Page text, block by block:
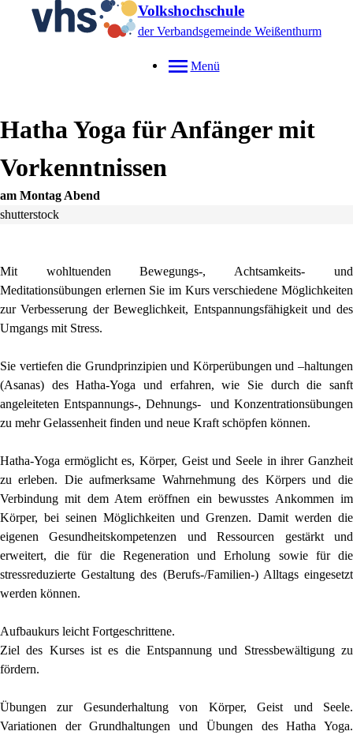
Volkshochschule
der Verbandsgemeinde Weißenthurm
Menü
Hatha Yoga für Anfänger mit
Vorkenntnissen
am Montag Abend
shutterstock
Mit wohltuenden Bewegungs-, Achtsamkeits- und
Meditationsübungen erlernen Sie im Kurs verschiedene Möglichkeiten
zur Verbesserung der Beweglichkeit, Entspannungsfähigkeit und des
Umgangs mit Stress.
Sie vertiefen die Grundprinzipien und Körperübungen und –haltungen
(Asanas) des Hatha-Yoga und erfahren, wie Sie durch die sanft
angeleiteten Entspannungs-, Dehnungs- und Konzentrationsübungen
zu mehr Gelassenheit finden und neue Kraft schöpfen können.
Hatha-Yoga ermöglicht es, Körper, Geist und Seele in ihrer Ganzheit
zu erleben. Die aufmerksame Wahrnehmung des Körpers und die
Verbindung mit dem Atem eröffnen ein bewusstes Ankommen im
Körper, bei seinen Möglichkeiten und Grenzen. Damit werden die
eigenen Gesundheitskompetenzen und Ressourcen gestärkt und
erweitert, die für die Regeneration und Erholung sowie für die
stressreduzierte Gestaltung des (Berufs-/Familien-) Alltags eingesetzt
werden können.
Aufbaukurs leicht Fortgeschrittene.
Ziel des Kurses ist es die Entspannung und Stressbewältigung zu
fördern.
Übungen zur Gesunderhaltung von Körper, Geist und Seele.
Variationen der Grundhaltungen und Übungen des Hatha Yoga.